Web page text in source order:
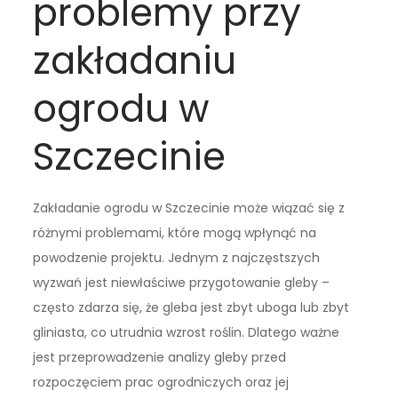
problemy przy
zakładaniu
ogrodu w
Szczecinie
Zakładanie ogrodu w Szczecinie może wiązać się z
różnymi problemami, które mogą wpłynąć na
powodzenie projektu. Jednym z najczęstszych
wyzwań jest niewłaściwe przygotowanie gleby –
często zdarza się, że gleba jest zbyt uboga lub zbyt
gliniasta, co utrudnia wzrost roślin. Dlatego ważne
jest przeprowadzenie analizy gleby przed
rozpoczęciem prac ogrodniczych oraz jej